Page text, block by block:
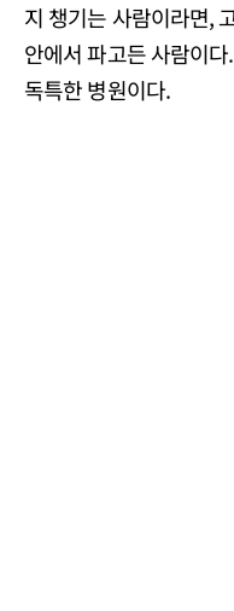
지 챙기는 사람이라면,
안에서 파고든 사람이
독특한 병원이다.